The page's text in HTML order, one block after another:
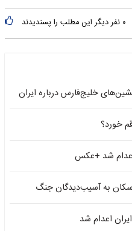
۰ نفر دیگر این مطلب را پسندیدند
خلیج‌فارس درباره ایران
شد +عکس
اعدام شد